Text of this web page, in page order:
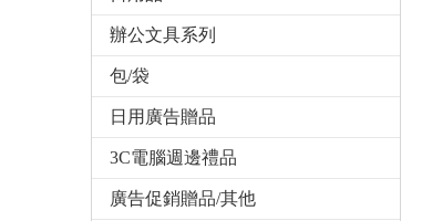
辦公文具系列
包/袋
日用廣告贈品
3C電腦週邊禮品
廣告促銷贈品/其他